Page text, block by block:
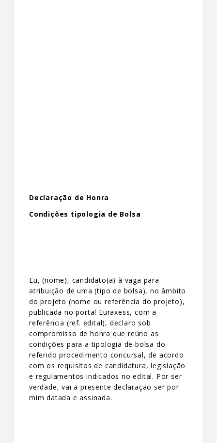
Declaração de Honra
Condições tipologia de Bolsa
Eu, (nome), candidato(a) à vaga para
atribuição de uma (tipo de bolsa), no âmbito
do projeto (nome ou referência do projeto),
publicada no portal Euraxess, com a
referência (ref. edital), declaro sob
compromisso de honra que reúno as
condições para a tipologia de bolsa do
referido procedimento concursal, de acordo
com os requisitos de candidatura, legislação
e regulamentos indicados no edital. Por ser
verdade, vai a presente declaração ser por
mim datada e assinada.